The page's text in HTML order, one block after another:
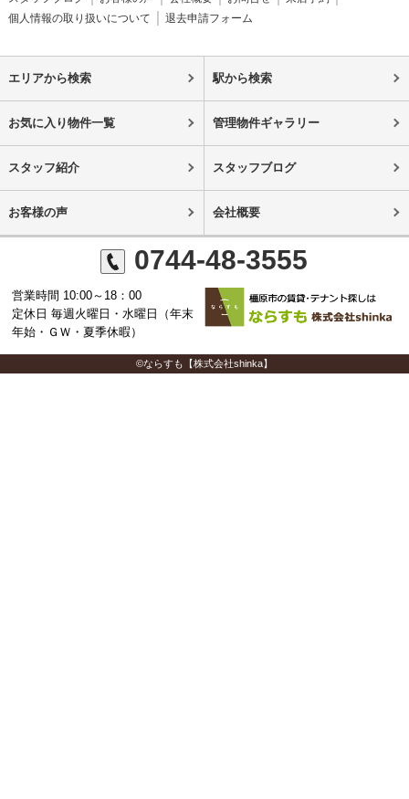
個人情報の取り扱いについて
退去申請フォーム
エリアから検索 駅から検索
お気に入り物件一覧 管理物件ギャラリー
スタッフ紹介 スタッフブログ
お客様の声 会社概要
0744-48-3555
営業時間 10:00～18：00
定休日 毎週火曜日・水曜日（年末
年始・ＧＷ・夏季休暇）
©ならすも【株式会社shinka】